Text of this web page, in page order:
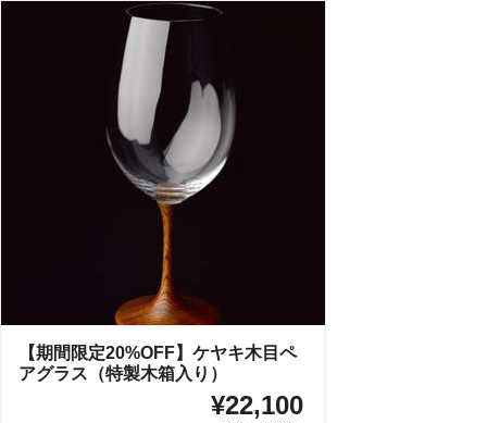
【期間限定20%OFF】ケヤキ木目ペ
アグラス（特製木箱入り）
¥22,100